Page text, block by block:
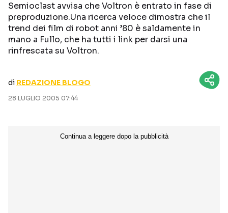
Categorie
NOTIZIE
RECENSIONI
TRAILER
Semioclast avvisa che Voltron è entrato in fase di
preproduzione.Una ricerca veloce dimostra che il
trend dei film di robot anni ’80 è saldamente in
mano a Fullo, che ha tutti i link per darsi una
rinfrescata su Voltron.
di REDAZIONE BLOGO
28 LUGLIO 2005 07:44